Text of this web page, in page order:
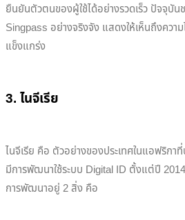
ยืนยันตัวตนของผู้ใช้ได้อย่างรวดเร็ว ปัจจุบัน
Singpass อย่างจริงจัง แสดงให้เห็นถึงควา
แข็งแกร่ง
3. ไนจีเรีย
ไนจีเรีย คือ ตัวอย่างของประเทศในแอฟริกา
มีการพัฒนาใช้ระบบ Digital ID ตั้งแต่ปี
การพัฒนาอยู่ 2 สิ่ง คือ